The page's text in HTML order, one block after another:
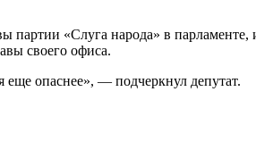
партии «Слуга народа» в
своего офиса.
еще опаснее», — подчеркнул депутат.